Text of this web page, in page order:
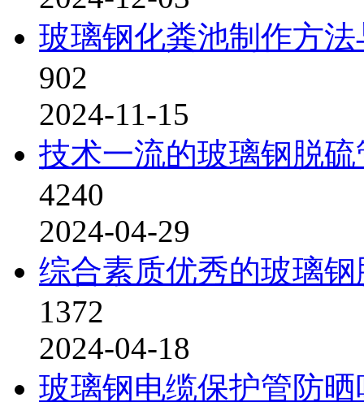
玻璃钢化粪池制作方
902
2024-11-15
技术一流的玻璃钢脱
4240
2024-04-29
综合素质优秀的玻璃
1372
2024-04-18
玻璃钢电缆保护管防晒